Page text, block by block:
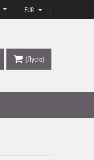
EUR
(Пусто)